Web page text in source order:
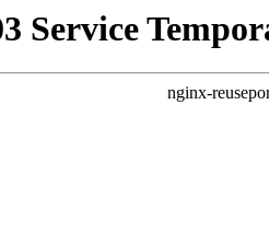
Service
nginx-